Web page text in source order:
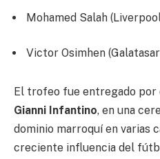
Mohamed Salah
Victor Osimhen
El trofeo fue entregado por
Gianni Infantino, en una
dominio marroquí en varias
creciente influencia del